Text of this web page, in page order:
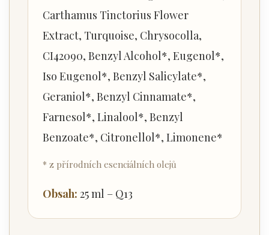
Carthamus Tinctorius Flower
Extract, Turquoise, Chrysocolla,
CI42090, Benzyl Alcohol*, Eugenol*,
Iso Eugenol*, Benzyl Salicylate*,
Geraniol*, Benzyl Cinnamate*,
Farnesol*, Linalool*, Benzyl
Benzoate*, Citronellol*, Limonene*
* z přírodních esenciálních olejů
Obsah: 25 ml – Q13